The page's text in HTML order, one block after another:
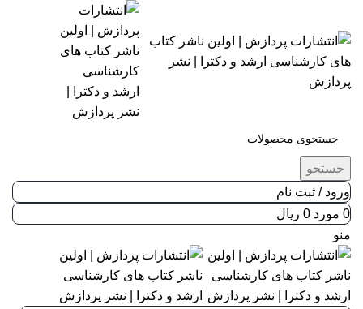
جستجو
ورود / ثبت نام
0 مورد 0 ریال
منو